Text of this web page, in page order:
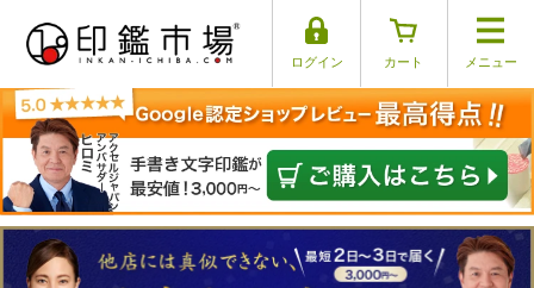
ログイン カート メニュー